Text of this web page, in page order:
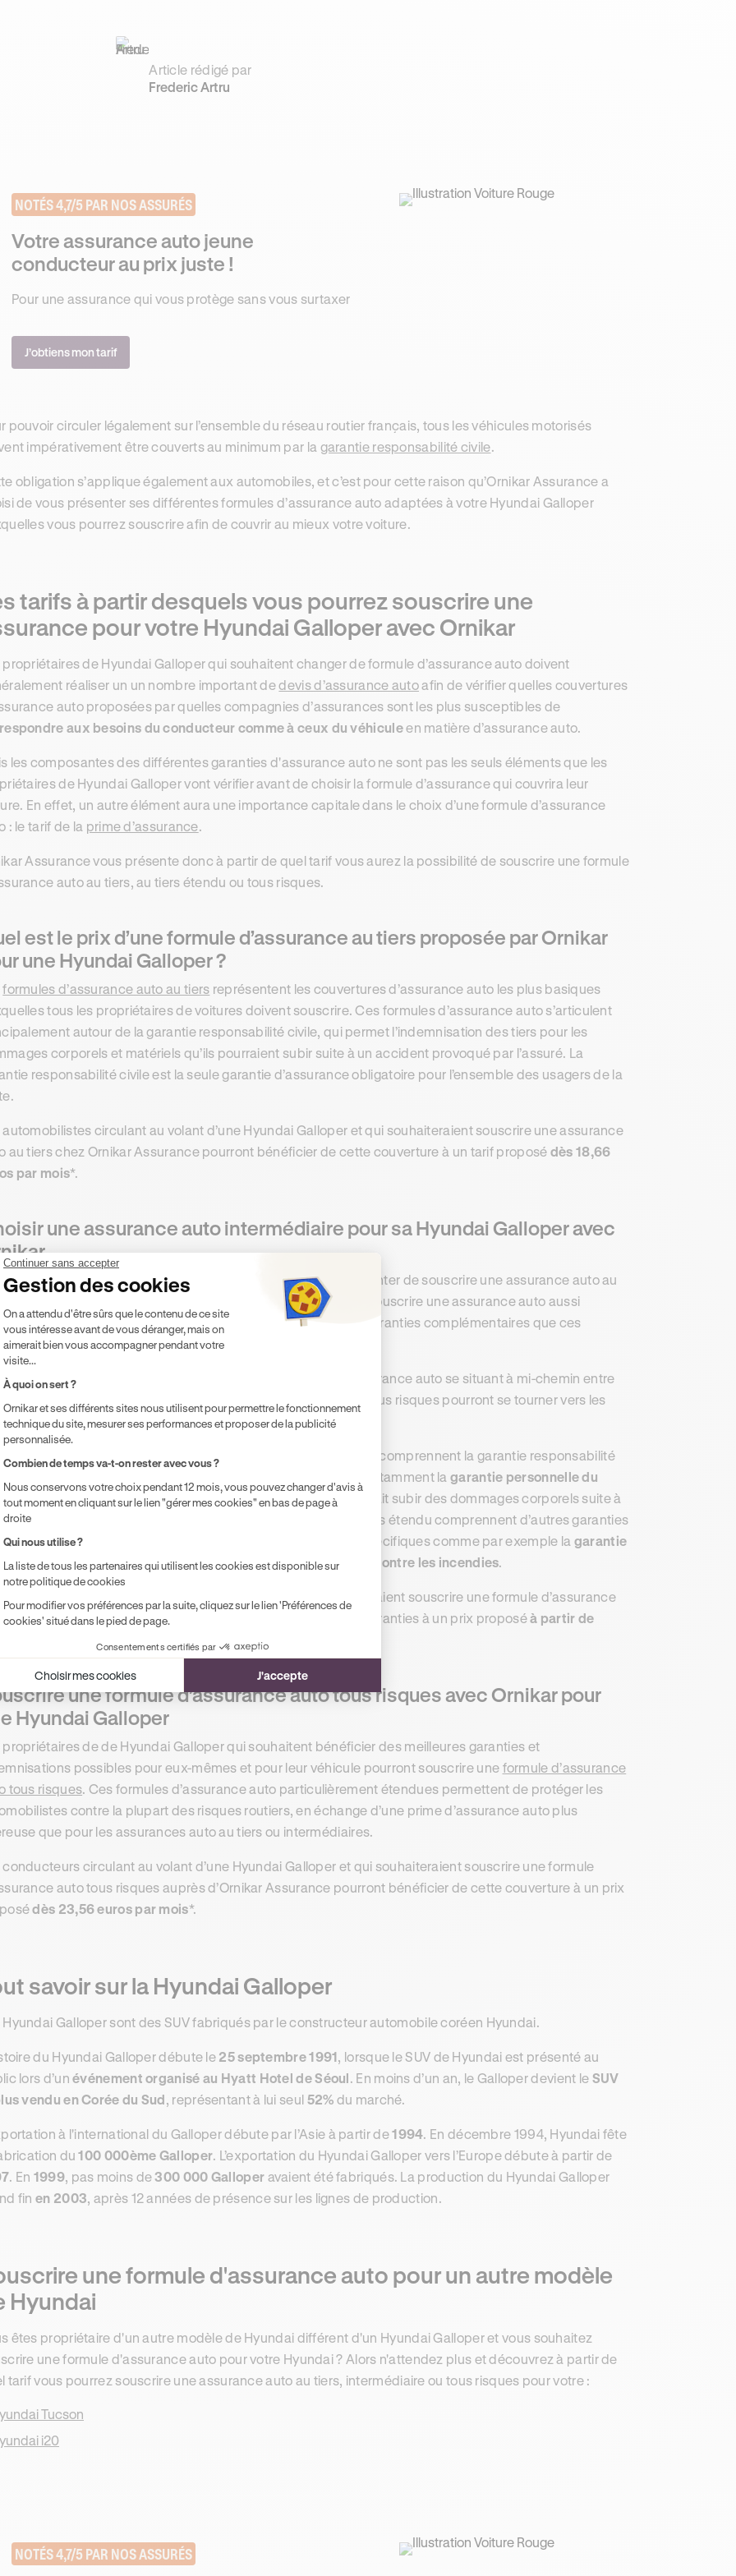
Article rédigé par
Frederic Artru
NOTÉS 4,7/5 PAR NOS ASSURÉS
Votre assurance auto jeune
conducteur au prix juste !
Pour une assurance qui vous protège sans vous surtaxer
J’obtiens mon tarif
pouvoir circuler légalement sur l’ensemble du réseau routier français, tous les véhicules motorisés
impérativement être couverts au minimum par la garantie responsabilité civile.
obligation s’applique également aux automobiles, et c’est pour cette raison qu’Ornikar Assurance a
de vous présenter ses différentes formules d’assurance auto adaptées à votre Hyundai Galloper
vous pourrez souscrire afin de couvrir au mieux votre voiture.
tarifs à partir desquels vous pourrez souscrire une
pour votre Hyundai Galloper avec Ornikar
propriétaires de Hyundai Galloper qui souhaitent changer de formule d’assurance auto doivent
réaliser un un nombre important dedevis d’assurance autoafin de vérifier quelles couvertures
auto proposées par quelles compagnies d’assurances sont les plus susceptibles de
aux besoins du conducteur comme à ceux du véhiculeen matière d’assurance auto.
les composantes des différentes garanties d'assurance auto ne sont pas les seuls éléments que les
de Hyundai Galloper vont vérifier avant de choisir la formule d’assurance qui couvrira leur
En effet, un autre élément aura une importance capitale dans le choix d’une formule d’assurance
: le tarif de la prime d’assurance.
Assurance vous présente donc à partir de quel tarif vous aurez la possibilité de souscrire une formule
auto au tiers, au tiers étendu ou tous risques.
est le prix d’une formule d’assurance au tiers proposée par Ornikar
une Hyundai Galloper ?
formules d’assurance auto au tiers représentent les couvertures d’assurance auto les plus basiques
tous les propriétaires de voitures doivent souscrire. Ces formules d’assurance auto s’articulent
autour de la garantie responsabilité civile, qui permet l’indemnisation des tiers pour les
corporels et matériels qu’ils pourraient subir suite à un accident provoqué par l’assuré. La
responsabilité civile est la seule garantie d’assurance obligatoire pour l’ensemble des usagers de la
automobilistes circulant au volant d’une Hyundai Galloper et qui souhaiteraient souscrire une assurance
au tiers chez Ornikar Assurance pourront bénéficier de cette couverture à un tarif proposé dès 18,66
par mois*.
une assurance auto intermédiaire pour sa Hyundai Galloper avec
les propriétaires de Hyundai Galloper ne sauraient se contenter de souscrire une assurance auto au
afin de couvrir leur voiture, tous ne sont pas non plus prêts à souscrire une assurance auto aussi
qu’une assurance auto tous risques, malgré toutes les garanties complémentaires que ces
auto comprennent.
automobilistes qui souhaiteraient souscrire une formule d’assurance auto se situant à mi-chemin entre
d’assurance auto au tiers et les assurances auto tous risques pourront se tourner vers les
auto au tiers étendu.
formules d’assurance auto, proposées par tous les assureurs, comprennent la garantie responsabilité
ainsi qu’un certain nombre de garanties complémentaires, notamment lagarantie personnelle du
, qui permet d’indemniser le conducteur si celui-ci devait subir des dommages corporels suite à
responsable. Les couvertures d’assurance auto au tiers étendu comprennent d’autres garanties
à protéger le véhicule face à certains risques routiers spécifiques comme par exemple la garantie
de glace, lagarantie contre le volou bien encore lagarantie contre les incendies.
automobilistes conduisant une Hyundai Galloper qui souhaiteraient souscrire une formule d’assurance
au tiers étendu pour leur voiture pourront bénéficier de ces garanties à un prix proposéà partir de
euros par mois
une formule d’assurance auto tous risques avec Ornikar pour
Hyundai Galloper
propriétaires de de Hyundai Galloper qui souhaitent bénéficier des meilleures garanties et
possibles pour eux-mêmes et pour leur véhicule pourront souscrire une formule d’assurance
tous risques. Ces formules d’assurance auto particulièrement étendues permettent de protéger les
contre la plupart des risques routiers, en échange d’une prime d’assurance auto plus
que pour les assurances auto au tiers ou intermédiaires.
conducteurs circulant au volant d’une Hyundai Galloper et qui souhaiteraient souscrire une formule
auto tous risques auprès d’Ornikar Assurance pourront bénéficier de cette couverture à un prix
dès 23,56 euros par mois*.
savoir sur la Hyundai Galloper
Hyundai Galloper sont des SUV fabriqués par le constructeur automobile coréen Hyundai.
du Hyundai Galloper débute le 25 septembre 1991, lorsque le SUV de Hyundai est présenté au
lors d’unévénement organisé au Hyatt Hotel de Séoul. En moins d’un an, le Galloper devient le SUV
vendu en Corée du Sud, représentant à lui seul 52% du marché.
à l'international du Galloper débute par l’Asie à partir de1994. En décembre 1994, Hyundai fête
du100 000ème Galloper. L’exportation du Hyundai Galloper vers l’Europe débute à partir de
. En 1999, pas moins de300 000 Galloper avaient été fabriqués. La production du Hyundai Galloper
fin en 2003, après 12 années de présence sur les lignes de production.
une formule d'assurance auto pour un autre modèle
Hyundai
êtes propriétaire d'un autre modèle de Hyundai différent d'un Hyundai Galloper et vous souhaitez
une formule d'assurance auto pour votre Hyundai ? Alors n'attendez plus et découvrez à partir de
tarif vous pourrez souscrire une assurance auto au tiers, intermédiaire ou tous risques pour votre :
Tucson
i20
NOTÉS 4,7/5 PAR NOS ASSURÉS
Continuer sans accepter
Gestion des cookies
Plateforme de Gestion du Consentement : Personnalisez vos Options
On a attendu d'être sûrs que le contenu de ce site
vous intéresse avant de vous déranger, mais on
aimerait bien vous accompagner pendant votre
visite...
À quoi on sert ?
Ornikar et ses différents sites nous utilisent pour permettre le fonctionnement
technique du site, mesurer ses performances et proposer de la publicité
personnalisée.
Combien de temps va-t-on rester avec vous ?
Nous conservons votre choix pendant 12 mois, vous pouvez changer d'avis à
tout moment en cliquant sur le lien "gérer mes cookies" en bas de page à
droite
Qui nous utilise ?
La liste de tous les partenaires qui utilisent les cookies est disponible sur
notre politique de cookies
Pour modifier vos préférences par la suite, cliquez sur le lien 'Préférences de
cookies' situé dans le pied de page.
Consentements certifiés par
Choisir mes cookies J'accepte
Axeptio consent